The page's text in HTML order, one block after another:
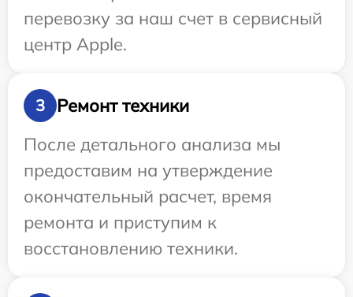
перевозку за наш счет в сервисный
центр Apple.
3
Ремонт техники
После детального анализа мы
предоставим на утверждение
окончательный расчет, время
ремонта и приступим к
восстановлению техники.